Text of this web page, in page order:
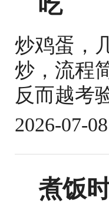
炒鸡蛋，
炒，流程
反而越考
2026-07-
煮饭